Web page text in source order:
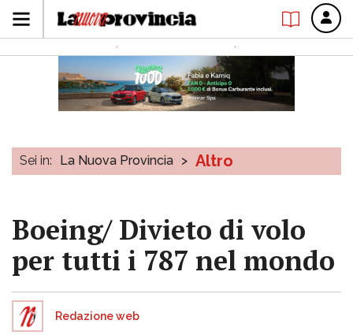
Sei in: La Nuova Provincia > Altro
Boeing/ Divieto di volo
per tutti i 787 nel mondo
Redazione web